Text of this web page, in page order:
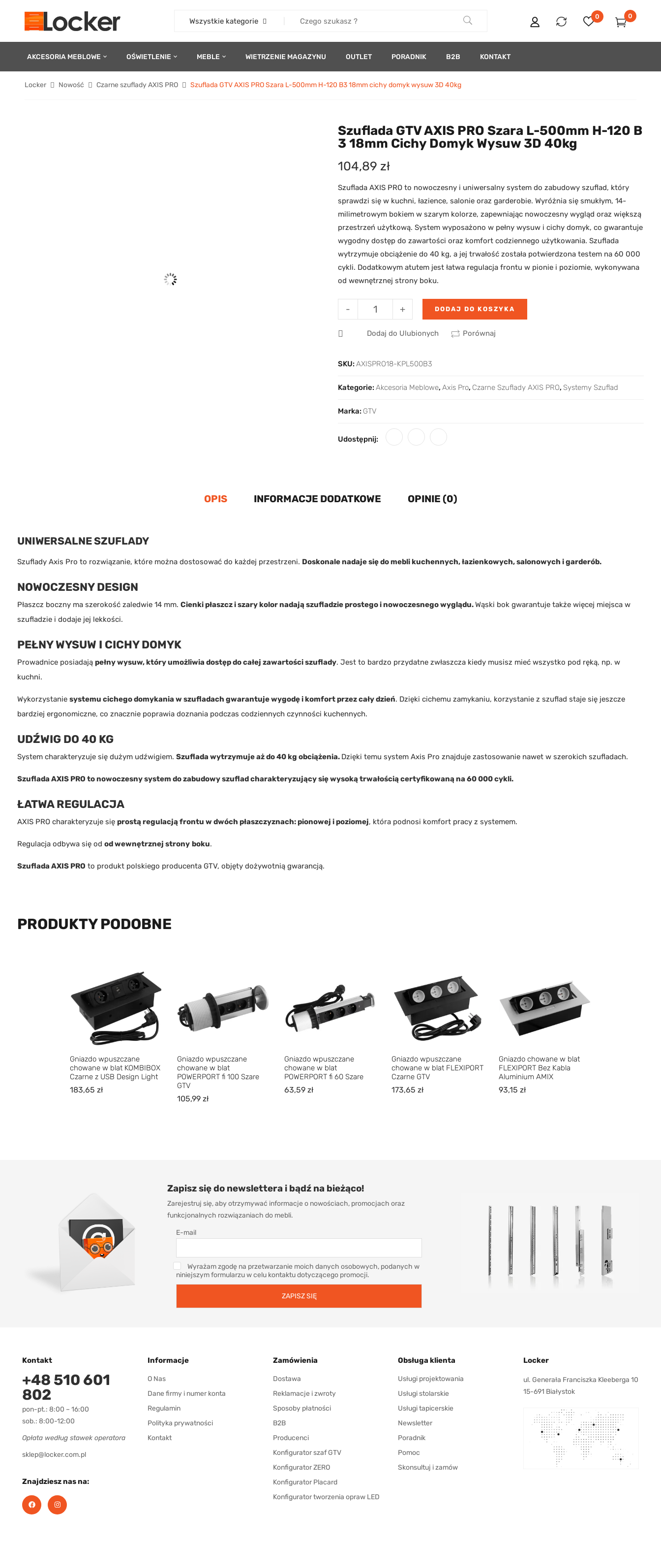
Wszystkie kategorie
0 0
AKCESORIA MEBLOWE OŚWIETLENIE MEBLE WIETRZENIE MAGAZYNU OUTLET PORADNIK B2B KONTAKT
Locker Nowość Czarne szuflady AXIS PRO Szuflada GTV AXIS PRO Szara L-500mm H-120 B3 18mm cichy domyk wysuw 3D 40kg
Szuflada GTV AXIS PRO Szara L-500mm H-120 B
3 18mm Cichy Domyk Wysuw 3D 40kg
104,89 zł
Szuflada AXIS PRO to nowoczesny i uniwersalny system do zabudowy szuflad, który
sprawdzi się w kuchni, łazience, salonie oraz garderobie. Wyróżnia się smukłym, 14-
milimetrowym bokiem w szarym kolorze, zapewniając nowoczesny wygląd oraz większą
przestrzeń użytkową. System wyposażono w pełny wysuw i cichy domyk, co gwarantuje
wygodny dostęp do zawartości oraz komfort codziennego użytkowania. Szuflada
wytrzymuje obciążenie do 40 kg, a jej trwałość została potwierdzona testem na 60 000
cykli. Dodatkowym atutem jest łatwa regulacja frontu w pionie i poziomie, wykonywana
od wewnętrznej strony boku.
+
- DODAJ DO KOSZYKA
Dodaj do Ulubionych Porównaj
SKU:AXISPRO18-KPL500B3
Kategorie:Akcesoria Meblowe, Axis Pro, Czarne Szuflady AXIS PRO, Systemy Szuflad
Marka: GTV
Udostępnij:
OPIS INFORMACJE DODATKOWE OPINIE (0)
UNIWERSALNE SZUFLADY
Szuflady Axis Pro to rozwiązanie, które można dostosować do każdej przestrzeni. Doskonale nadaje się do mebli kuchennych, łazienkowych, salonowych i garderób.
NOWOCZESNY DESIGN
Płaszcz boczny ma szerokość zaledwie 14 mm. Cienki płaszcz i szary kolor nadają szufladzie prostego i nowoczesnego wyglądu.Wąski bok gwarantuje także więcej miejsca w
szufladzie i dodaje jej lekkości.
PEŁNY WYSUW I CICHY DOMYK
Prowadnice posiadają pełny wysuw, który umożliwia dostęp do całej zawartości szuflady. Jest to bardzo przydatne zwłaszcza kiedy musisz mieć wszystko pod ręką, np. w
kuchni.
Wykorzystanie systemu cichego domykania w szufladach gwarantuje wygodę i komfort przez cały dzień. Dzięki cichemu zamykaniu, korzystanie z szuflad staje się jeszcze
bardziej ergonomiczne, co znacznie poprawia doznania podczas codziennych czynności kuchennych.
UDŹWIG DO 40 KG
System charakteryzuje się dużym udźwigiem. Szuflada wytrzymuje aż do 40 kg obciążenia. Dzięki temu system Axis Pro znajduje zastosowanie nawet w szerokich szufladach.
Szuflada AXIS PRO to nowoczesny system do zabudowy szuflad charakteryzujący się wysoką trwałością certyfikowaną na 60 000 cykli.
ŁATWA REGULACJA
AXIS PRO charakteryzuje się prostą regulacją frontu w dwóch płaszczyznach: pionowej i poziomej, która podnosi komfort pracy z systemem.
Regulacja odbywa się od od wewnętrznej strony boku.
Szuflada AXIS PRO to produkt polskiego producenta GTV, objęty dożywotnią gwarancją.
PRODUKTY PODOBNE
Gniazdo wpuszczane
chowane w blat KOMBIBOX
Czarne z USB Design Light
183,65 zł
Gniazdo wpuszczane
chowane w blat
POWERPORT fi 100 Szare
GTV
105,99 zł
Gniazdo wpuszczane
chowane w blat
POWERPORT fi 60 Szare
63,59 zł
Gniazdo wpuszczane
chowane w blat FLEXIPORT
Czarne GTV
173,65 zł
Gniazdo chowane w blat
FLEXIPORT Bez Kabla
Aluminium AMIX
93,15 zł
Zapisz się do newslettera i bądź na bieżąco!
Zarejestruj się, aby otrzymywać informacje o nowościach, promocjach oraz
funkcjonalnych rozwiązaniach do mebli.
E-mail
Wyrażam zgodę na przetwarzanie moich danych osobowych, podanych w
niniejszym formularzu w celu kontaktu dotyczącego promocji.
Kontakt
+48 510 601
802
pon-pt.: 8:00 – 16:00
sob.: 8:00-12:00
Opłata według stawek operatora
sklep@locker.com.pl
Znajdziesz nas na:
Informacje
O Nas
Dane firmy i numer konta
Regulamin
Polityka prywatności
Kontakt
Zamówienia
Dostawa
Reklamacje i zwroty
Sposoby płatności
B2B
Producenci
Konfigurator szaf GTV
Konfigurator ZERO
Konfigurator Placard
Konfigurator tworzenia opraw LED
Obsługa klienta
Usługi projektowania
Usługi stolarskie
Usługi tapicerskie
Newsletter
Poradnik
Pomoc
Skonsultuj i zamów
Locker
ul. Generała Franciszka Kleeberga 10
15-691 Białystok